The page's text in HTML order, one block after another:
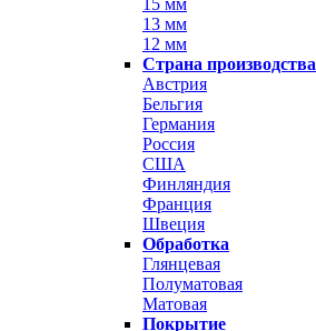
15 мм
13 мм
12 мм
Страна производства
Австрия
Бельгия
Германия
Россия
США
Финляндия
Франция
Швеция
Обработка
Глянцевая
Полуматовая
Матовая
Покрытие